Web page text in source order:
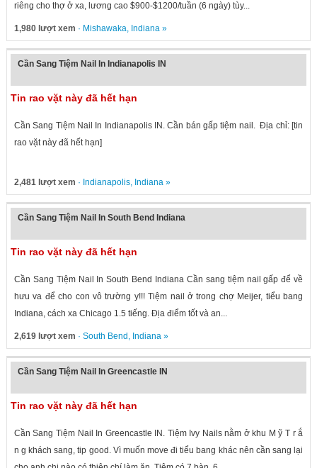
riêng cho thợ ở xa, lương cao $900-$1200/tuần (6 ngày) tùy...
1,980 lượt xem · Mishawaka, Indiana»
Cần Sang Tiệm Nail In Indianapolis IN
Tin rao vặt này đã hết hạn
Cần Sang Tiệm Nail In Indianapolis IN. Cần bán gấp tiệm nail. Địa chỉ: [tin
rao vặt này đã hết hạn]
2,481 lượt xem · Indianapolis, Indiana»
Cần Sang Tiệm Nail In South Bend Indiana
Tin rao vặt này đã hết hạn
Cần Sang Tiệm Nail In South Bend Indiana Cần sang tiệm nail gấp để về
hưu va để cho con vô trường y!!! Tiệm nail ở trong chợ Meijer, tiểu bang
Indiana, cách xa Chicago 1.5 tiếng. Địa điểm tốt và an...
2,619 lượt xem · South Bend , Indiana»
Cần Sang Tiệm Nail In Greencastle IN
Tin rao vặt này đã hết hạn
Cần Sang Tiệm Nail In Greencastle IN. Tiệm Ivy Nails nằm ở khu M ỹ T r ắ
n g khách sang, tip good. Vì muốn move đi tiểu bang khác nên cần sang lại